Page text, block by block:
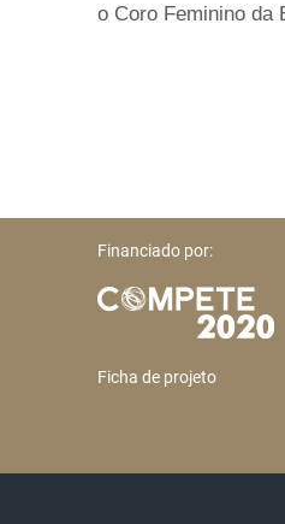
o Coro Feminino da
Financiado por:
Ficha de projeto